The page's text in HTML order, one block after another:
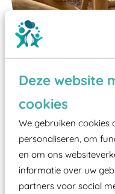
Deze website
cookies
We gebruiken cookies
personaliseren, om
en om ons
informatie over uw
partners voor social
Wist je dat:
Vanaf een
valondergrond
zoals kunstgras,